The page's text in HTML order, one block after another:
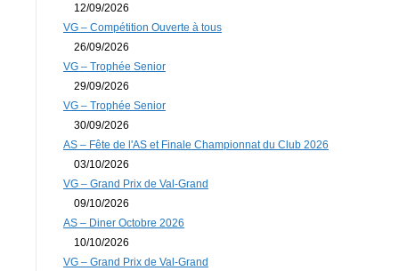
12/09/2026
VG – Compétition Ouverte à tous
26/09/2026
VG – Trophée Senior
29/09/2026
VG – Trophée Senior
30/09/2026
AS – Fête de l'AS et Finale Championnat du Club 2026
03/10/2026
VG – Grand Prix de Val-Grand
09/10/2026
AS – Diner Octobre 2026
10/10/2026
VG – Grand Prix de Val-Grand